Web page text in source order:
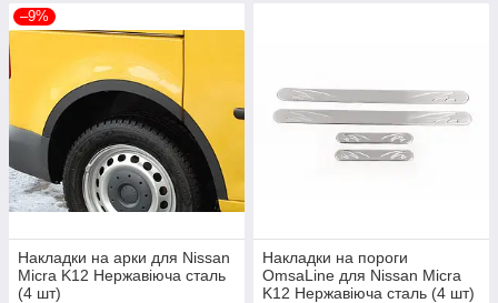
–9%
Накладки на арки для Nissan
Micra K12 Нержавіюча сталь
(4 шт)
Накладки на пороги
OmsaLine для Nissan Micra
K12 Нержавіюча сталь (4 шт)